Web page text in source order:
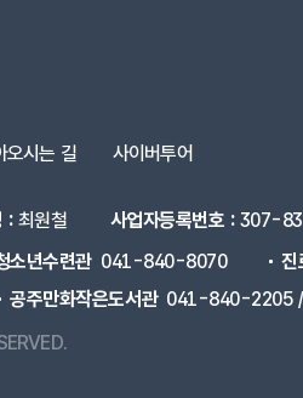
오시는 길 사이버투어
:최원철 사업자등록번호 :307-
소년수련관 041-840-8070 진
공주만화작은도서관 041-840-2205